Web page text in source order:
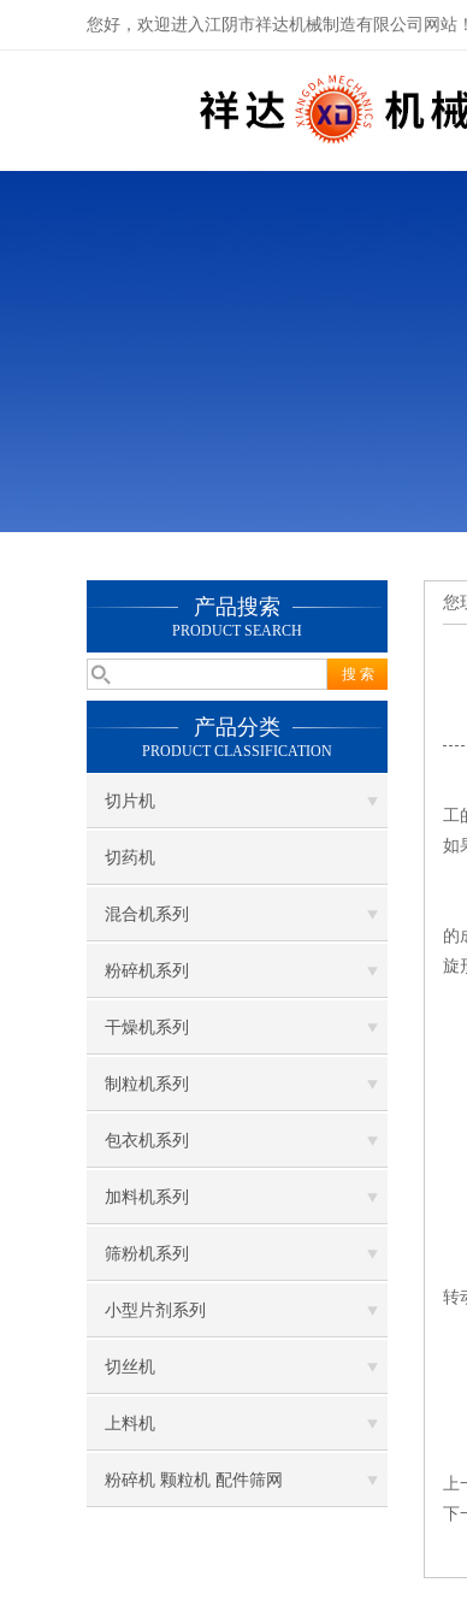
您好，欢迎进入江阴市祥达机械制造有限公司网站！
产品搜索
PRODUCT SEARCH
产品分类
PRODUCT CLASSIFICATION
切片机
切药机
混合机系列
粉碎机系列
干燥机系列
制粒机系列
包衣机系列
加料机系列
筛粉机系列
小型片剂系列
切丝机
上料机
粉碎机 颗粒机 配件筛网
您
工
如
的
旋
1
2
转
3
4
上
下